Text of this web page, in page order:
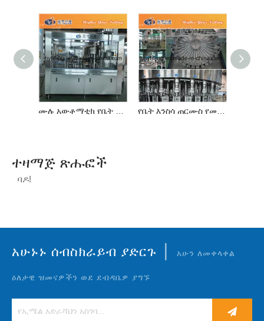
ተዛማጅ ጽሑፎች
ባዶ!
አሁኑኑ ሰብስክራይብ ያድርጉ | አሁን ለመቀላቀል
ዕለታዊ ዝመናዎችን ወደ ደብዳቤዎ ያግኙ